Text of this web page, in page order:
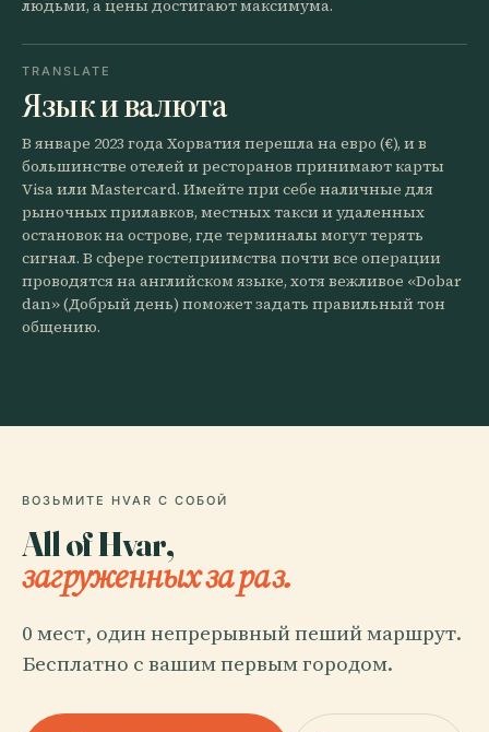
людьми, а цены достигают максимума.
TRANSLATE
Язык и валюта
В январе 2023 года Хорватия перешла на евро (€), и в
большинстве отелей и ресторанов принимают карты
Visa или Mastercard. Имейте при себе наличные для
рыночных прилавков, местных такси и удаленных
остановок на острове, где терминалы могут терять
сигнал. В сфере гостеприимства почти все операции
проводятся на английском языке, хотя вежливое «Dobar
dan» (Добрый день) поможет задать правильный тон
общению.
ВОЗЬМИТЕ HVAR С СОБОЙ
All of Hvar,
загруженных за раз.
0 мест, один непрерывный пеший маршрут.
Бесплатно с вашим первым городом.